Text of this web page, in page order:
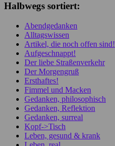
Halbwegs sortiert:
Abendgedanken
Alltagswissen
Artikel, die noch offen sind!
Aufgeschnappt!
Der liebe Straßenverkehr
Der Morgengruß
Ersthaftes!
Fimmel und Macken
Gedanken, philosophisch
Gedanken, Reflektion
Gedanken, surreal
Kopf->Tisch
Leben, gesund & krank